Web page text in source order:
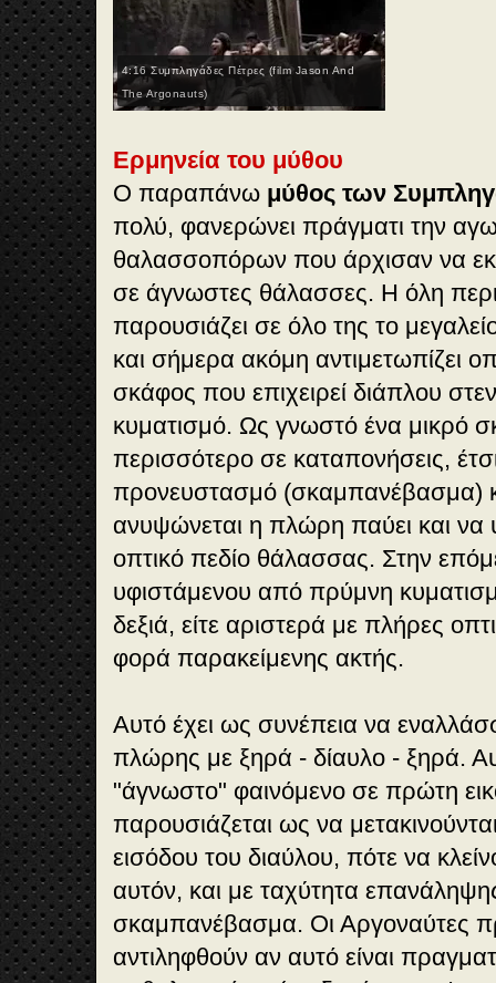
4:16 Συμπληγάδες Πέτρες (film Jason And
The Argonauts)
Ερμηνεία του μύθου
Ο παραπάνω μύθος των
πολύ, φανερώνει πράγματι την
θαλασσοπόρων που άρχισαν να
σε άγνωστες θάλασσες. Η όλη
παρουσιάζει σε όλο της το
και σήμερα ακόμη αντιμετωπίζει
σκάφος που επιχειρεί διάπλου
κυματισμό. Ως γνωστό ένα μικρό
περισσότερο σε καταπονήσεις,
προνευστασμό (σκαμπανέβασμα)
ανυψώνεται η πλώρη παύει και να
οπτικό πεδίο θάλασσας. Στην
υφιστάμενου από πρύμνη
δεξιά, είτε αριστερά με πλήρες
φορά παρακείμενης ακτής.
Αυτό έχει ως συνέπεια να
πλώρης με ξηρά - δίαυλο - ξηρά.
"άγνωστο" φαινόμενο σε πρώτη
παρουσιάζεται ως να
εισόδου του διαύλου, πότε να
αυτόν, και με ταχύτητα
σκαμπανέβασμα. Οι Αργοναύτες
αντιληφθούν αν αυτό είναι